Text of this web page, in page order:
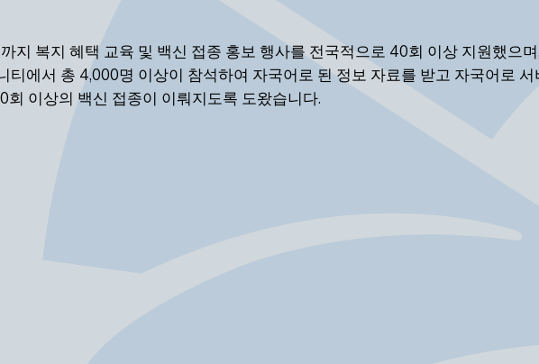
지 복지 혜택 교육 및 백신 접종 홍보 행사를 전국적으로 40회 이상 지원했으
티에서 총 4,000명 이상이 참석하여 자국어로 된 정보 자료를 받고 자국어로 서
회 이상의 백신 접종이 이뤄지도록 도왔습니다.